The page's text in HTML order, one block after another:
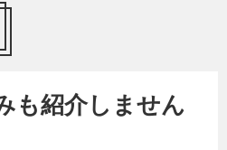
も紹介しません